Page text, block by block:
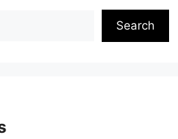
Search